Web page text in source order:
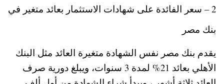
2 – سعر الفائدة على شهادات الاستثمار بعائد متغير في
بنك مصر
يقدم بنك مصر نفس الشهادة متغيرة العائد مثل البنك
الأهلي بعائد 21% لمدة 3 سنوات، ويبلغ دورية صرف